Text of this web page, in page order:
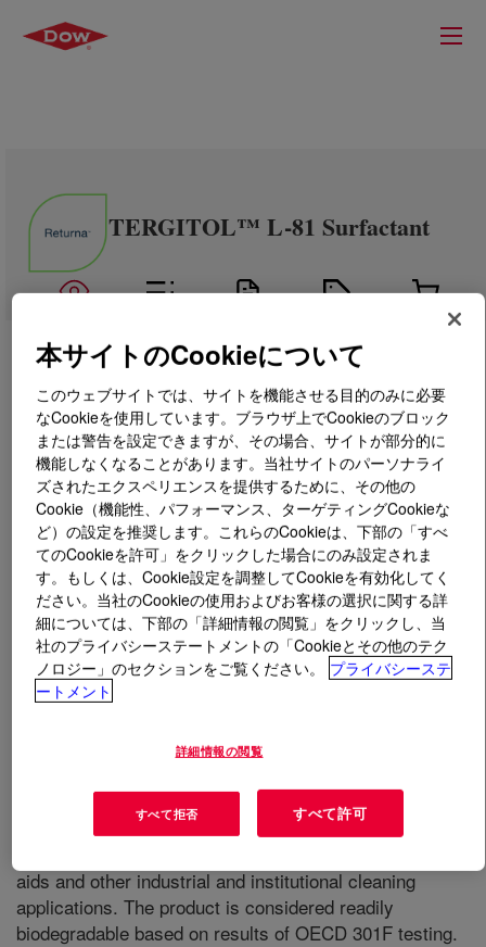
TERGITOL™ L-81 Surfactant
とは TERGITOL™ L-81 Surfactant?
It is a viscous liquid at room temperature. Low foam
excellent foam control agent. It is used in fermentation of
processing, and metal working products, including
degreasing chemicals and cutting oils. It can be used as
aids and other industrial and institutional cleaning
applications. The product is considered readily
biodegradable based on results of OECD 301F testing.
本サイトのCookieについて
このウェブサイトでは、サイトを機能させる目的のみに必要
なCookieを使用しています。ブラウザ上でCookieのブロック
または警告を設定できますが、その場合、サイトが部分的に
機能しなくなることがあります。当社サイトのパーソナライ
ズされたエクスペリエンスを提供するために、その他の
Cookie（機能性、パフォーマンス、ターゲティングCookieな
ど）の設定を推奨します。これらのCookieは、下部の「すべ
てのCookieを許可」をクリックした場合にのみ設定されま
す。もしくは、Cookie設定を調整してCookieを有効化してく
ださい。当社のCookieの使用およびお客様の選択に関する詳
細については、下部の「詳細情報の閲覧」をクリックし、当
社のプライバシーステートメントの「Cookieとその他のテク
ノロジー」のセクションをご覧ください。
プライバシーステ
ートメント
詳細情報の閲覧
すべて拒否 すべて許可